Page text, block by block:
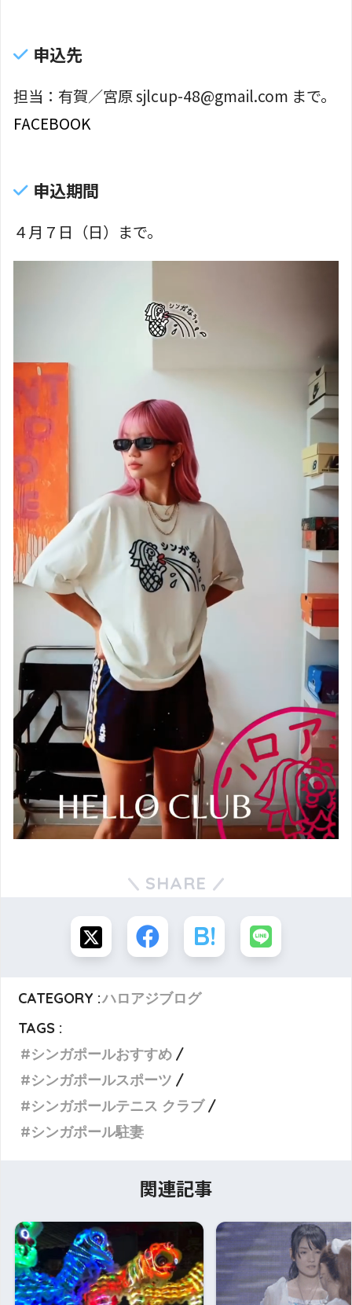
申込先
担当：有賀／宮原 sjlcup-48@gmail.com まで。
FACEBOOK
申込期間
４月７日（日）まで。
SHARE
CATEGORY :ハロアジブログ
TAGS :
シンガポールおすすめ
シンガポールスポーツ
シンガポールテニス クラブ
シンガポール駐妻
関連記事